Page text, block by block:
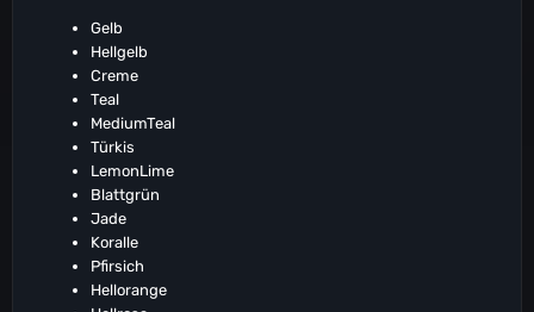
Gelb
Hellgelb
Creme
Teal
MediumTeal
Türkis
LemonLime
Blattgrün
Jade
Koralle
Pfirsich
Hellorange